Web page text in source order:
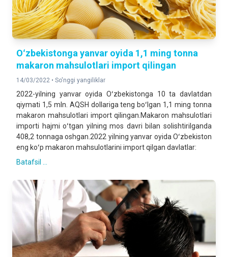
Oʻzbekistonga yanvar oyida 1,1 ming tonna
makaron mahsulotlari import qilingan
14/03/2022 • So'nggi yangiliklar
2022-yilning yanvar oyida Oʻzbekistonga 10 ta davlatdan
qiymati 1,5 mln. AQSH dollariga teng boʻlgan 1,1 ming tonna
makaron mahsulotlari import qilingan.Makaron mahsulotlari
importi hajmi oʻtgan yilning mos davri bilan solishtirilganda
408,2 tonnaga oshgan.2022 yilning yanvar oyida Oʻzbekiston
eng koʻp makaron mahsulotlarini import qilgan davlatlar:
Batafsil ...